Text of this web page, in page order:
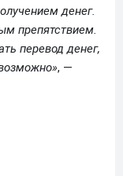
денег.
препятствием.
перевод денег,
, —